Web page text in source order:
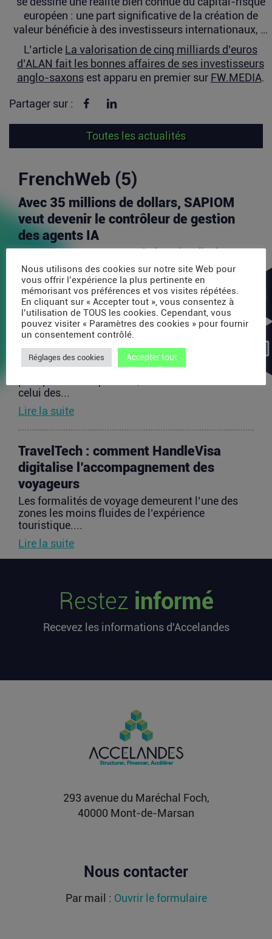
européen : une part significative de la création de
valeur bénéficie à des investisseurs internationaux, …
L’article La valorisation de cinq milliards d’euros
d’ALAN fait les bonnes affaires de ses investisseurs
anglo-saxonsest apparu en premier sur FW.MEDIA.
Partager sur : Partager sur Facebook
Toutes les actualités
FrenchWeb (5)
Avec 35 millions de dollars, SAPIOM
veut devenir le contrôleur de gestion
des agents IA
Les agents IA peuvent enchaîner des dizaines
d’appels de modèles, utiliser des outils externes,
acheter...
Lire la suite
PDP : la bataille des plateformes
françaises de la facture électronique
La généralisation de la facture électronique crée,
celui des...
Lire la suite
TravelTech : comment HandleVisa
digitalise l’accompagnement des
voyageurs
Les formalités de voyage demeurent l’une des
zones les moins fluides de l’expérience
touristique....
Lire la suite
de l’argent dans une sortie à 2,25
Après avoir levé près de 1,4 milliard de dollars et
PIIEC IA : votre entreprise a-t-elle le
profil et comment candidater ?
La France sélectionne jusqu’au 9 septembre
2026 les futurs participants français du Projet
Lire la suite
Restez informé
Recevez les informations d'Accelandes
293 avenue du Maréchal Foch,
40000 Mont-de-Marsan
Nous contacter
Par mail : Ouvrir le formulaire
Nous utilisons des cookies sur notre site Web pour
vous offrir l’expérience la plus pertinente en
mémorisant vos préférences et vos visites répétées.
En cliquant sur « Accepter tout », vous consentez à
l’utilisation de TOUS les cookies. Cependant, vous
pouvez visiter « Paramètres des cookies » pour fournir
un consentement contrôlé.
Réglages des cookies Accepter tout